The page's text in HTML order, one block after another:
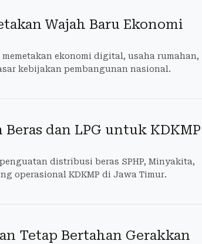
Wajah Baru Ekonomi
ekonomi digital, usaha rumahan,
kebijakan pembangunan nasional.
dan LPG untuk KDKMP
distribusi beras SPHP, Minyakita,
operasional KDKMP di Jawa Timur.
Tetap Bertahan Gerakkan